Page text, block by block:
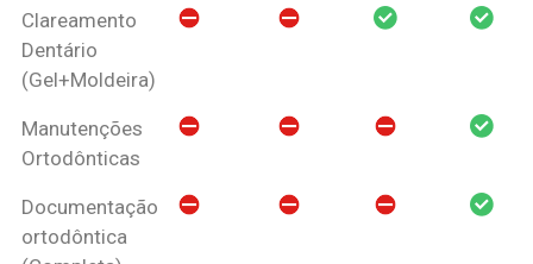
Clareamento
Dentário
(Gel+Moldeira)
Manutenções
Ortodônticas
Documentação
ortodôntica